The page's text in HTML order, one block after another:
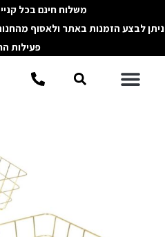
לתוכן
משלוח חינם בכל קנייה
ניתן לבצע הזמנות באתר ולאסוף
פעילות
תפריטחיפוש